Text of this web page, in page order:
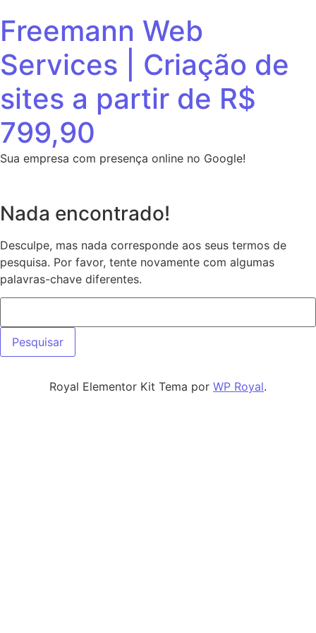
Freemann Web
Services | Criação de
sites a partir de R$
799,90
Sua empresa com presença online no Google!
Nada encontrado!
Desculpe, mas nada corresponde aos seus termos de
pesquisa. Por favor, tente novamente com algumas
palavras-chave diferentes.
Pesquisar por:
Royal Elementor Kit Tema por WP Royal.